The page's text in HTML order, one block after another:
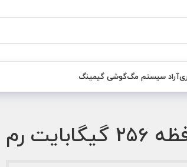
آراد سیستم مگگوشی گیمینگ